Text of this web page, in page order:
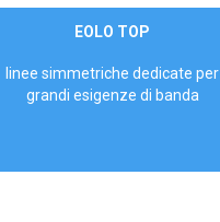
ContattaciEOLO TOP
linee simmetriche dedicate per
grandi esigenze di banda